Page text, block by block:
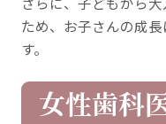
ため、お子さんの成
す。
女性歯科